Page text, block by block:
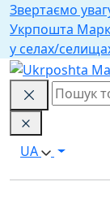
Звертаємо
Укрпошта
у селах/
UA